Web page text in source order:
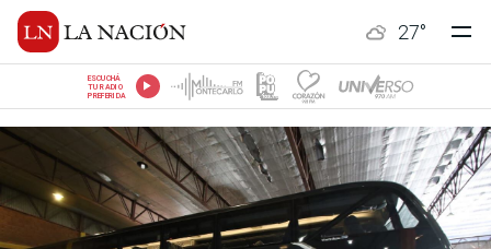
27°
ESCUCHÁ
TU RADIO
PREFERIDA